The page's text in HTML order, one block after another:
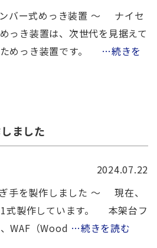
バー式めっき装置 ～ ナイセ
っき装置は、次世代を見据えて
めっき装置です。 …続きを
ました
2024.07.22
手を製作しました ～ 現在、
1式製作しています。 本架台フ
WAF（Wood …続きを読む